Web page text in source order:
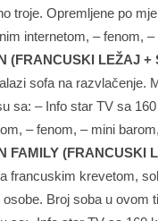
troje. Opremljene po
internetom, – fenom,
(FRANCUSKI LEŽAJ +
sofa na razvlačenje.
sa: – Info star TV sa
– fenom, – mini
FAMILY (FRANCUSKI
francuskim krevetom,
Broj soba u ovom